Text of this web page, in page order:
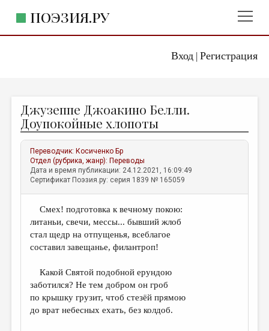
Вход| Регистрация
ПОЭЗИЯ.РУ
ЖАНРЫ
АВТОРЫ
КОММЕНТАРИИ
ЛИТСАЛОН
ПРАВИЛА САЙТА
ОТДЕЛЫ И РУБРИКИ
ДАЙДЖЕСТ
ПРОИЗВЕДЕНИЯ
Джузеппе Джоакино Белли.
Доупокойные хлопоты
Переводчик: Косиченко Бр
Отдел (рубрика, жанр): Переводы
Дата и время публикации: 24.12.2021, 16:09:49
Сертификат Поэзия.ру: серия 1839 № 165059
Смех! подготовка к вечному покою:
литаньи, свечи, мессы... бывший жлоб
стал щедр на отпущенья, всеблагое
составил завещанье, филантроп!
Какой Святой подобной ерундою
заботился? Не тем добром он гроб
по крышку грузит, чтоб стезёй прямою
до врат небесных ехать, без колдоб.